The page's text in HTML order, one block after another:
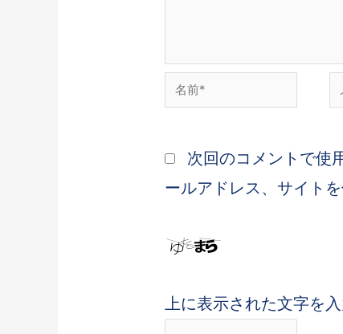
次回のコメントで使
ールアドレス、サイトを
上に表示された文字を